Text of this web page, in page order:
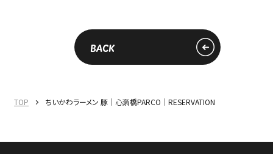
BACK
TOP ちいかわラーメン 豚｜心斎橋PARCO｜RESERVATION